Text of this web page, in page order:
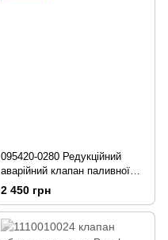
095420-0280 Редукційний
аварійний клапан паливної
рейки CR DENSO
2 450 грн